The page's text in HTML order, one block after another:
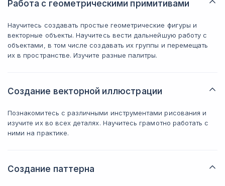
Работа с геометрическими примитивами
Научитесь создавать простые геометрические фигуры и
векторные объекты. Научитесь вести дальнейшую работу с
объектами, в том числе создавать их группы и перемещать
их в пространстве. Изучите разные палитры.
Создание векторной иллюстрации
Познакомитесь с различными инструментами рисования и
изучите их во всех деталях. Научитесь грамотно работать с
ними на практике.
Создание паттерна